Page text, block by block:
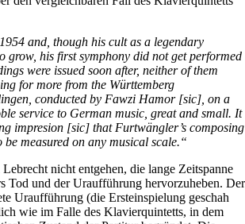
and, though his cult as a legendary
grow, his first symphony did not get performed
were issued soon after, neither of them
for more from the Württemberg
conducted by Fawzi Hamor [sic], on a
service to German music, great and small. It
impresion [sic] that Furtwängler’s composing
measured on any musical scale.“
nicht entgehen, die lange Zeitspanne
Tod und der Uraufführung hervorzuheben. Der
Uraufführung (die Ersteinspielung geschah
wie im Falle des Klavierquintetts, in dem